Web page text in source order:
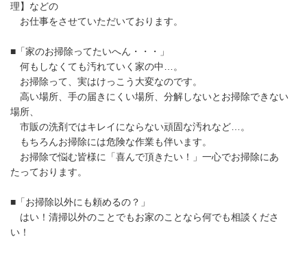
理】などの
お仕事をさせていただいております。
■「家のお掃除ってたいへん・・・」
何もしなくても汚れていく家の中…。
お掃除って、実はけっこう大変なのです。
高い場所、手の届きにくい場所、分解しないとお掃除できない
場所、
市販の洗剤ではキレイにならない頑固な汚れなど…。
もちろんお掃除には危険な作業も伴います。
お掃除で悩む皆様に「喜んで頂きたい！」一心でお掃除にあ
たっております。
■「お掃除以外にも頼めるの？」
はい！清掃以外のことでもお家のことなら何でも相談くださ
い！